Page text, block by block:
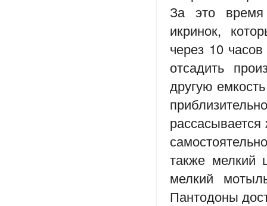
За это время
икринок,
через 10
отсадить
другую
также мелкий
мелкий
Пантодоны